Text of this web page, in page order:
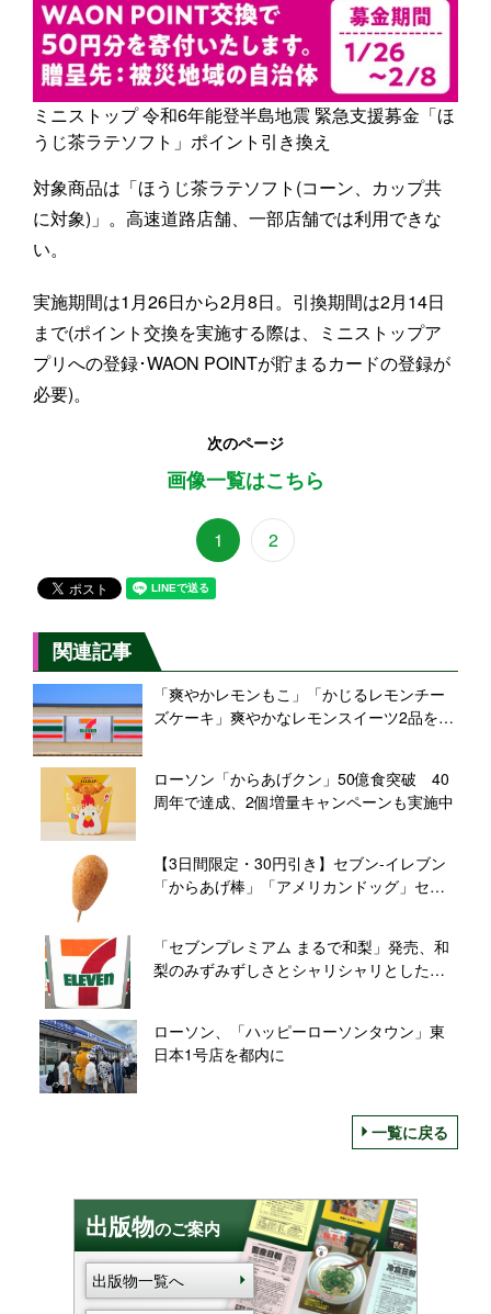
ミニストップ 令和6年能登半島地震 緊急支援募金「ほ
うじ茶ラテソフト」ポイント引き換え
対象商品は「ほうじ茶ラテソフト(コーン、カップ共
に対象)」。高速道路店舗、一部店舗では利用できな
い。
実施期間は1月26日から2月8日。引換期間は2月14日
まで(ポイント交換を実施する際は、ミニストップア
プリへの登録･WAON POINTが貯まるカードの登録が
必要)。
次のページ
画像一覧はこちら
1 2
関連記事
「爽やかレモンもこ」「かじるレモンチー
ズケーキ」爽やかなレモンスイーツ2品を発
ローソン「からあげクン」50億食突破 40
周年で達成、2個増量キャンペーンも実施中
【3日間限定・30円引き】セブン‐イレブン
「からあげ棒」「アメリカンドッグ」セー
「セブンプレミアム まるで和梨」発売、和
梨のみずみずしさとシャリシャリとした食
ローソン、「ハッピーローソンタウン」東
日本1号店を都内に
一覧に戻る
出版物のご案内
出版物一覧へ